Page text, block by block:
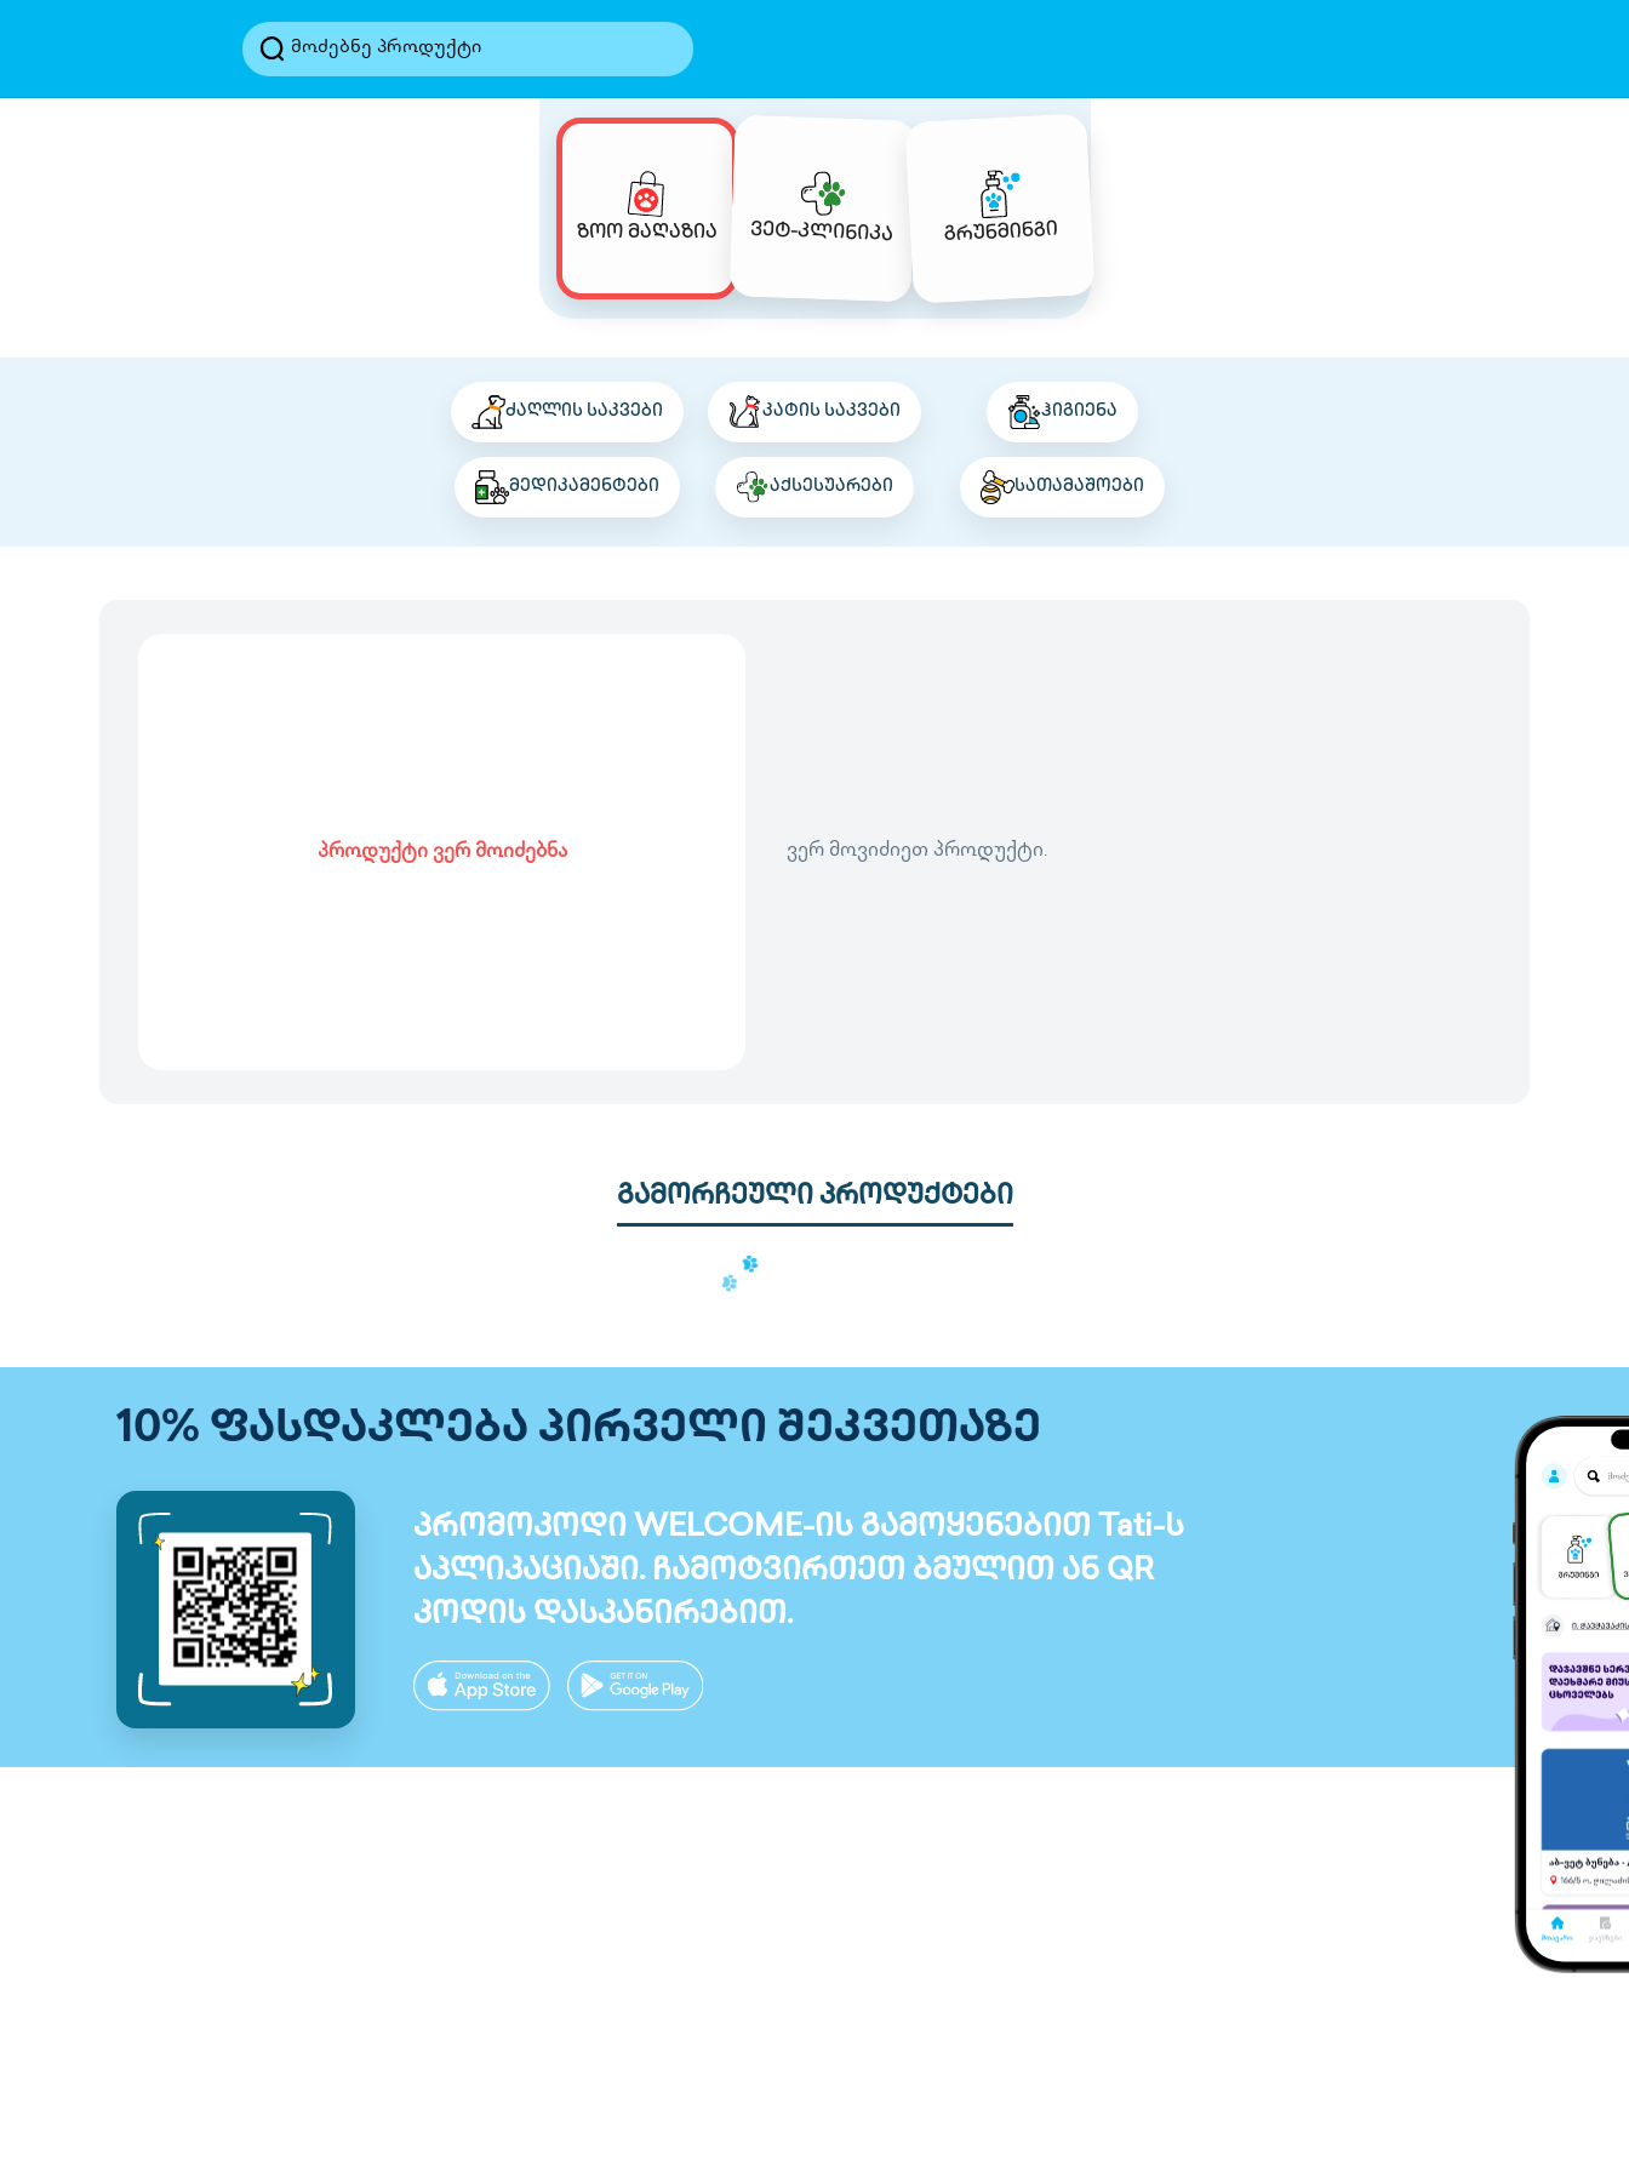
ზოო მაღაზია ვეტ-კლინიკა გრუნმინგი
ძაღლის საკვები კატის საკვები ჰიგიენა
მედიკამენტები აქსესუარები სათამაშოები
პროდუქტი ვერ მოიძებნა ვერ მოვიძიეთ პროდუქტი.
გამორჩეული პროდუქტები
10% ფასდაკლება პირველი შეკვეთაზე
პრომოკოდი WELCOME-ის გამოყენებით Tati-ს
აპლიკაციაში. ჩამოტვირთეთ ბმულით ან QR
კოდის დასკანირებით.